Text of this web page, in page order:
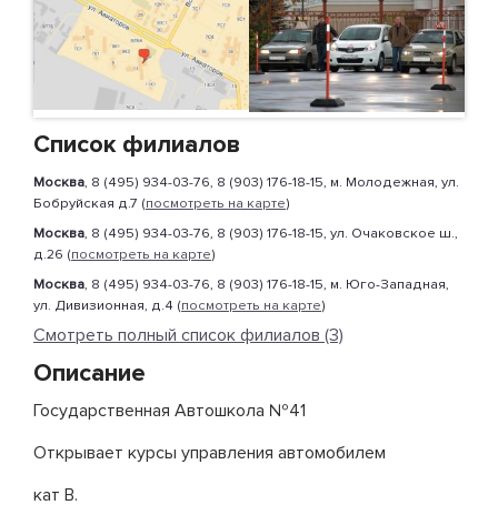
Список филиалов
Москва, 8 (495) 934-03-76, 8 (903) 176-18-15, м. Молодежная, ул.
Бобруйская д.7 (посмотреть на карте)
Москва, 8 (495) 934-03-76, 8 (903) 176-18-15, ул. Очаковское ш.,
д.26 (посмотреть на карте)
Москва, 8 (495) 934-03-76, 8 (903) 176-18-15, м. Юго-Западная,
ул. Дивизионная, д.4 (посмотреть на карте)
Смотреть полный список филиалов (3)
Описание
Государственная Автошкола №41
Открывает курсы управления автомобилем
кат В.